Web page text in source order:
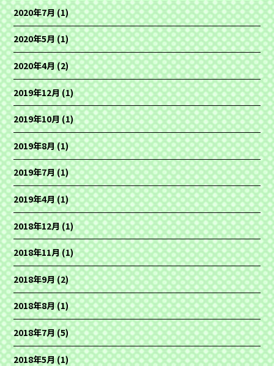
2020年7月(1)
2020年5月(1)
2020年4月(2)
2019年12月(1)
2019年10月(1)
2019年8月(1)
2019年7月(1)
2019年4月(1)
2018年12月(1)
2018年11月(1)
2018年9月(2)
2018年8月(1)
2018年7月(5)
2018年5月(1)